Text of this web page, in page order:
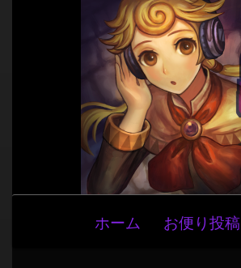
ホーム お便り投稿